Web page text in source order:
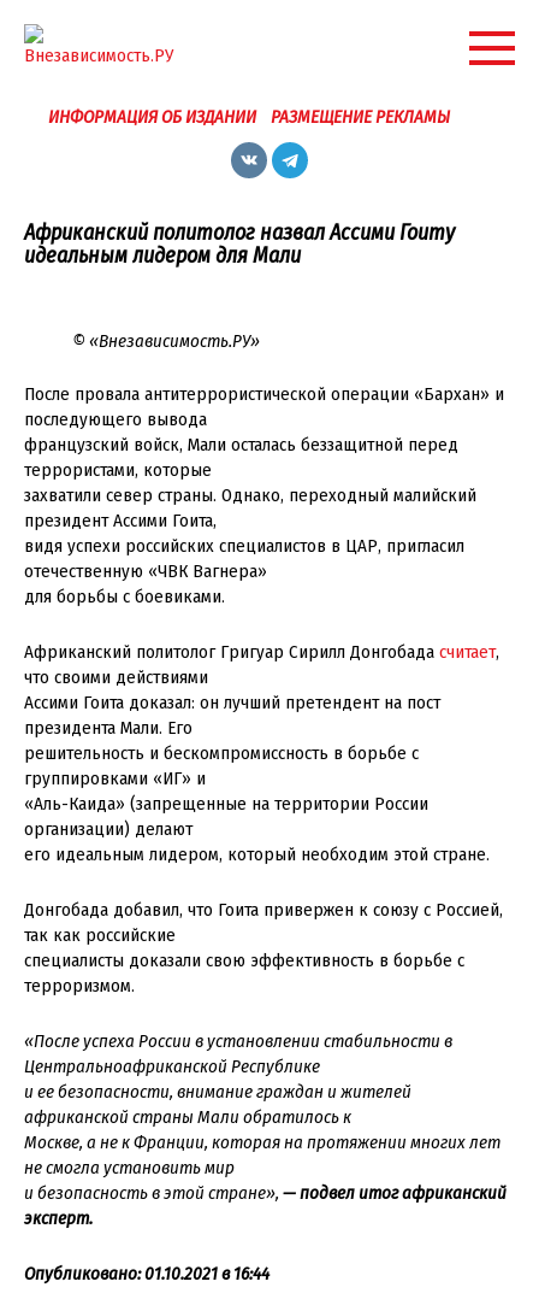
контенту
ИНФОРМАЦИЯ ОБ ИЗДАНИИ РАЗМЕЩЕНИЕ РЕКЛАМЫ
Африканский политолог назвал Ассими Гоиту
идеальным лидером для Мали
© «Внезависимость.РУ»
После провала антитеррористической операции «Бархан» и
последующего вывода
французский войск, Мали осталась беззащитной перед
террористами, которые
захватили север страны. Однако, переходный малийский
президент Ассими Гоита,
видя успехи российских специалистов в ЦАР, пригласил
отечественную «ЧВК Вагнера»
для борьбы с боевиками.
Африканский политолог Григуар Сирилл Донгобада считает,
что своими действиями
Ассими Гоита доказал: он лучший претендент на пост
президента Мали. Его
решительность и бескомпромиссность в борьбе с
группировками «ИГ» и
«Аль-Каида» (запрещенные на территории России
организации) делают
его идеальным лидером, который необходим этой стране.
Донгобада добавил, что Гоита привержен к союзу с Россией,
так как российские
специалисты доказали свою эффективность в борьбе с
терроризмом.
«После успеха России в установлении стабильности в
Центральноафриканской Республике
и ее безопасности, внимание граждан и жителей
африканской страны Мали обратилось к
Москве, а не к Франции, которая на протяжении многих лет
не смогла установить мир
и безопасность в этой стране», — подвел итог африканский
эксперт.
Опубликовано: 01.10.2021 в 16:44